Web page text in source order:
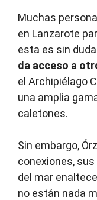
Muchas
en Lanzarote
esta es sin
da acceso a
el Archipiélago
una amplia
caletones.
Sin embargo,
conexiones,
del mar
no están nada